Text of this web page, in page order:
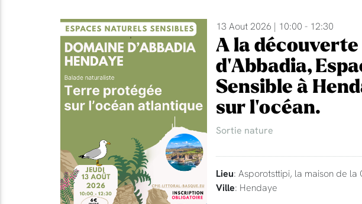
13 Aout 2026 | 10:00 - 12:30
A la
d'Abbadia,
Sensible à
sur l'océan.
Sortie nature
Lieu: Asporotsttipi, la maison de la
Ville: Hendaye